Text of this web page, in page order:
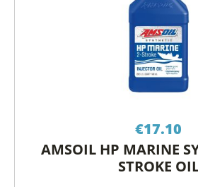
€17.10
AMSOIL HP MARINE
STROKE